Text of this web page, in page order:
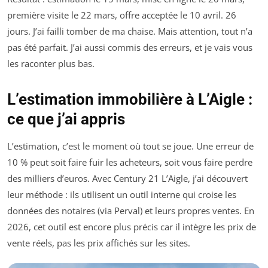
première visite le 22 mars, offre acceptée le 10 avril. 26
jours. J’ai failli tomber de ma chaise. Mais attention, tout n’a
pas été parfait. J’ai aussi commis des erreurs, et je vais vous
les raconter plus bas.
L’estimation immobilière à L’Aigle :
ce que j’ai appris
L’estimation, c’est le moment où tout se joue. Une erreur de
10 % peut soit faire fuir les acheteurs, soit vous faire perdre
des milliers d’euros. Avec Century 21 L’Aigle, j’ai découvert
leur méthode : ils utilisent un outil interne qui croise les
données des notaires (via Perval) et leurs propres ventes. En
2026, cet outil est encore plus précis car il intègre les prix de
vente réels, pas les prix affichés sur les sites.